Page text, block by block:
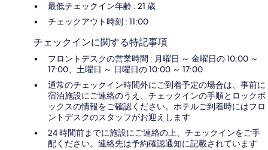
最低チェックイン年齢 : 21 歳
チェックアウト時刻 : 11:00
チェックインに関する特記事項
フロントデスクの営業時間 : 月曜日 ～ 金曜日の 10:00 ～
17:00、土曜日 ～ 日曜日の 10:00 ～ 17:00
通常のチェックイン時間外にご到着予定の場合は、事前に
宿泊施設にご連絡のうえ、チェックインの手順とロックボ
ックスの情報をご確認ください。ホテルご到着時にはフロ
ントデスクのスタッフがお迎えします
24 時間前までに施設にご連絡の上、チェックインをご手
配ください。連絡先は予約確認通知に記載されています